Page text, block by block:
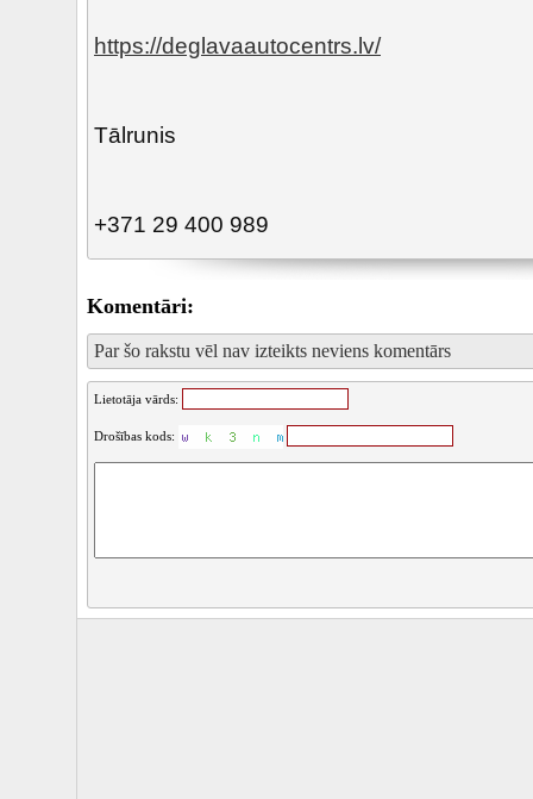
https://deglavaautocentrs.lv/
Tālrunis
+371 29 400 989
Komentāri:
Par šo rakstu vēl nav izteikts neviens komentārs
Lietotāja vārds:
Drošības kods: